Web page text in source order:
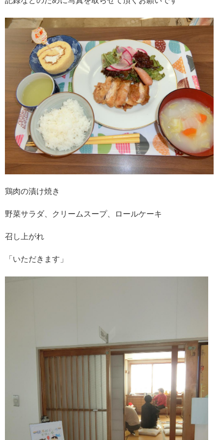
鶏肉の漬け焼き
野菜サラダ、クリームスープ、ロールケーキ
召し上がれ
「いただきます」